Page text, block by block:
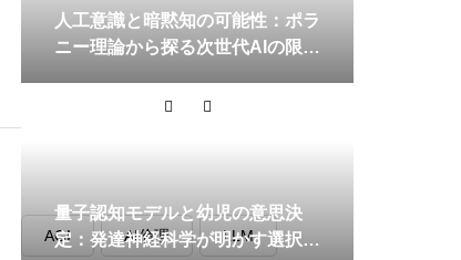
人工意識と暗黙知の可能性：ポラ
ニー理論から探る次世代AIの限界
量子認知モデルと幼児の意思決
定：発達神経科学が明かす選択の
AGI AI倫理 LLM